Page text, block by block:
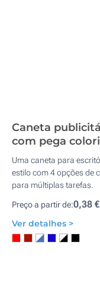
Caneta
com pega
Uma caneta para
estilo com 4 opções de
para múltiplas tarefas.
Preço a partir de:0,38 €
Ver detalhes >